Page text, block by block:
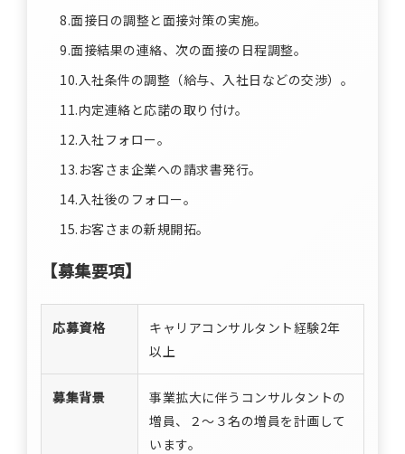
8.面接日の調整と面接対策の実施。
9.面接結果の連絡、次の面接の日程調整。
10.入社条件の調整（給与、入社日などの交渉）。
11.内定連絡と応諾の取り付け。
12.入社フォロー。
13.お客さま企業への請求書発行。
14.入社後のフォロー。
15.お客さまの新規開拓。
【募集要項】
応募資格
キャリアコンサルタント経験2年
以上
募集背景
事業拡大に伴うコンサルタントの
増員、２～３名の増員を計画して
います。